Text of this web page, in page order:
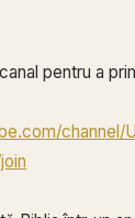
pentru a
channel/